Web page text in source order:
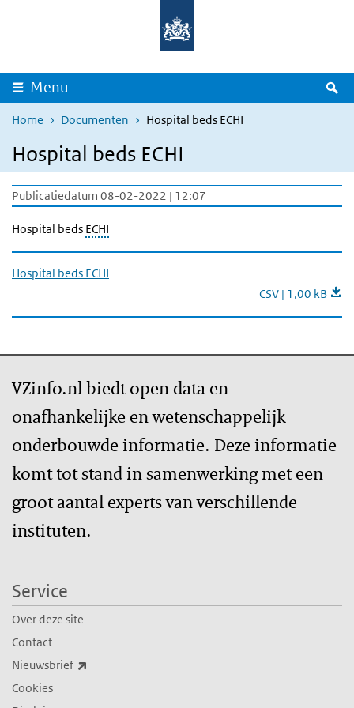
Overslaan en naar de inhoud gaan
Menu
Home Documenten Hospital beds ECHI
Hospital beds ECHI
Publicatiedatum 08-02-2022 | 12:07
Hospital beds ECHI
Hospital beds ECHI
CSV | 1,00 kB
VZinfo.nl biedt open data en
onafhankelijke en wetenschappelijk
onderbouwde informatie. Deze informatie
komt tot stand in samenwerking met een
groot aantal experts van verschillende
instituten.
Service
Over deze site
Contact
Nieuwsbrief
Cookies